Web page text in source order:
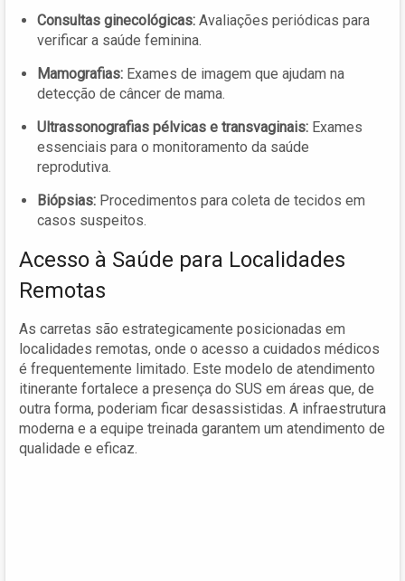
Consultas ginecológicas: Avaliações periódicas para
verificar a saúde feminina.
Mamografias: Exames de imagem que ajudam na
detecção de câncer de mama.
Ultrassonografias pélvicas e transvaginais: Exames
essenciais para o monitoramento da saúde
reprodutiva.
Biópsias: Procedimentos para coleta de tecidos em
casos suspeitos.
Acesso à Saúde para Localidades
Remotas
As carretas são estrategicamente posicionadas em
localidades remotas, onde o acesso a cuidados médicos
é frequentemente limitado. Este modelo de atendimento
itinerante fortalece a presença do SUS em áreas que, de
outra forma, poderiam ficar desassistidas. A infraestrutura
moderna e a equipe treinada garantem um atendimento de
qualidade e eficaz.